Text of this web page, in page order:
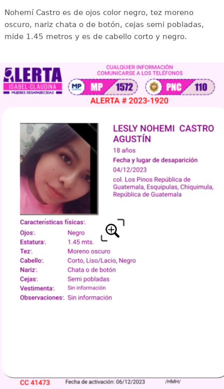
Nohemí Castro es de ojos color negro, tez moreno
oscuro, nariz chata o de botón, cejas semi pobladas,
mide 1.45 metros y es de cabello corto y negro.